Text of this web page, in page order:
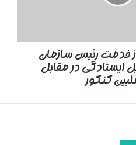
خدمت رئیس سازمان
ایستادگی در مقابل
کنکور